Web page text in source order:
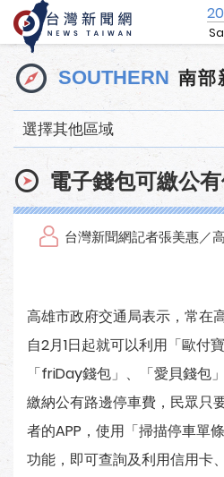
SOUTHERN 南部
選擇其他區域
電子錢包可繳公
台灣新聞網記者張美惠／
高雄市政府交通局表示，常在
自2月1日起就可以利用「歐付
「friDay錢包」、「愛貝錢包
繳納公有路邊停車費，民眾只
者的APP，使用「掃描停車單
功能，即可查詢及利用信用卡